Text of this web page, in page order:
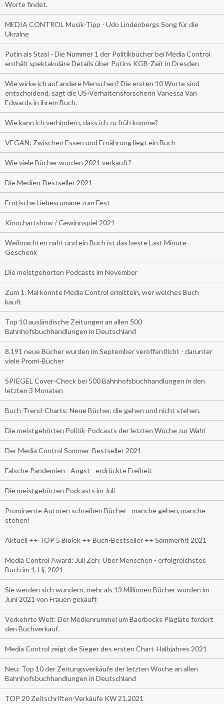
Worte findet.
MEDIA CONTROL Musik-Tipp - Udo Lindenbergs Song für die
Ukraine
Putin als Stasi - Die Nummer 1 der Politikbücher bei Media Control
enthält spektakuläre Details über Putins KGB-Zeit in Dresden
Wie wirke ich auf andere Menschen? Die ersten 10 Worte sind
entscheidend, sagt die US-Verhaltensforscherin Vanessa Van
Edwards in ihrem Buch.
Wie kann ich verhindern, dass ich zu früh komme?
VEGAN: Zwischen Essen und Ernährung liegt ein Buch
Wie viele Bücher wurden 2021 verkauft?
Die Medien-Bestseller 2021
Erotische Liebesromane zum Fest
Kinochartshow / Gewinnspiel 2021
Weihnachten naht und ein Buch ist das beste Last Minute-
Geschenk
Die meistgehörten Podcasts im November
Zum 1. Mal konnte Media Control ermitteln, wer welches Buch
kauft
Top 10 ausländische Zeitungen an allen 500
Bahnhofsbuchhandlungen in Deutschland
8.191 neue Bücher wurden im September veröffentlicht - darunter
viele Promi-Bücher
SPIEGEL Cover-Check bei 500 Bahnhofsbuchhandlungen in den
letzten 3 Monaten
Buch-Trend-Charts: Neue Bücher, die gehen und nicht stehen.
Die meistgehörten Politik-Podcasts der letzten Woche zur Wahl
Der Media Control Sommer-Bestseller 2021
Falsche Pandemien - Angst - erdrückte Freiheit
Die meistgehörten Podcasts im Juli
Prominente Autoren schreiben Bücher - manche gehen, manche
stehen!
Aktuell ++ TOP 5 Biolek ++ Buch-Bestseller ++ Sommerhit 2021
Media Control Award: Juli Zeh: Über Menschen - erfolgreichstes
Buch im 1. Hj. 2021
Sie werden sich wundern, mehr als 13 Millionen Bücher wurden im
Juni 2021 von Frauen gekauft
Verkehrte Welt: Der Medienrummel um Baerbocks Plagiate fördert
den Buchverkauf.
Media Control zeigt die Sieger des ersten Chart-Halbjahres 2021
Neu: Top 10 der Zeitungsverkäufe der letzten Woche an allen
Bahnhofsbuchhandlungen in Deutschland
TOP 20 Zeitschriften-Verkäufe KW 21.2021